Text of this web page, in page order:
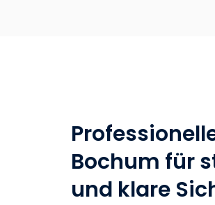
Bochum für
und klare